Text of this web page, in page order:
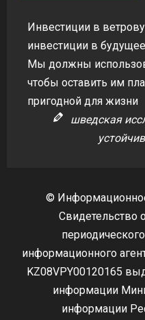
Инвестиции в
инвестиции в
Мы должны
чтобы оставить им
пригодной для жизни
шведская
©
Свидетельство
информационного
KZ08VPY00120165
информации
информации